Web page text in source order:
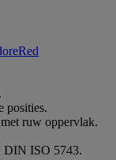
posities.
ruw oppervlak.
DIN ISO 5743.